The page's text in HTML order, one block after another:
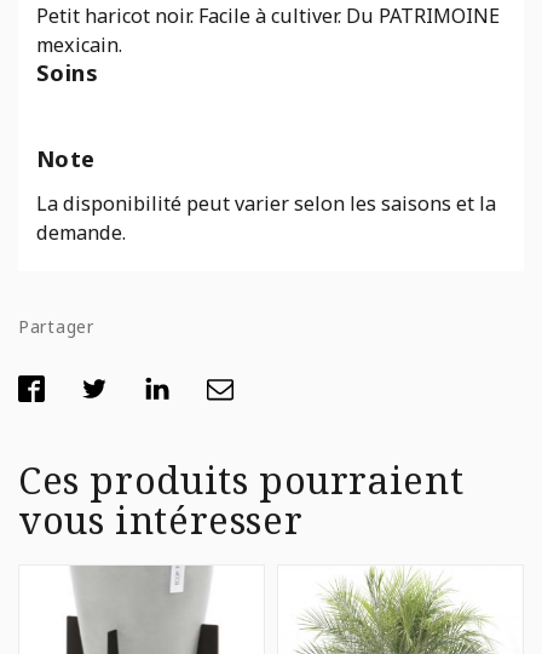
Petit haricot noir. Facile à cultiver. Du PATRIMOINE
mexicain.
Soins
Note
La disponibilité peut varier selon les saisons et la
demande.
Partager
Ces produits pourraient
vous intéresser